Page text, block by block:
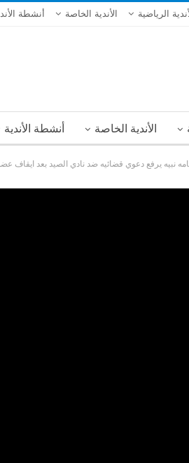
الرياضية الأندية الخاصة أنشطة
الأندية الخاصة أنشطة الأندية
نبيه يرفع دعوي قضائيه ضد نادي الصيد بعد ايقاف